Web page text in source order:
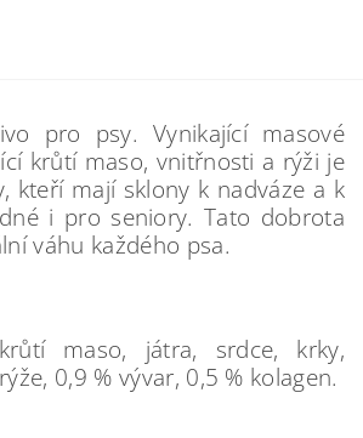
pro psy. Vynikající masové
krůtí maso, vnitřnosti a rýži je
kteří mají sklony k nadváze a k
i pro seniory. Tato dobrota
váhu každého psa.
maso, játra, srdce, krky,
0,9 % vývar, 0,5 % kolagen.